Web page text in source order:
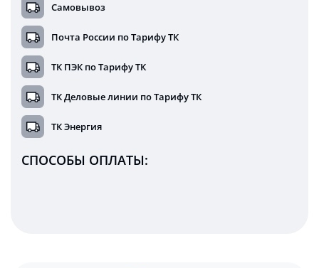
Самовывоз
Почта России по Тарифу ТК
ТК ПЭК по Тарифу ТК
ТК Деловые линии по Тарифу ТК
ТК Энергия
СПОСОБЫ ОПЛАТЫ: